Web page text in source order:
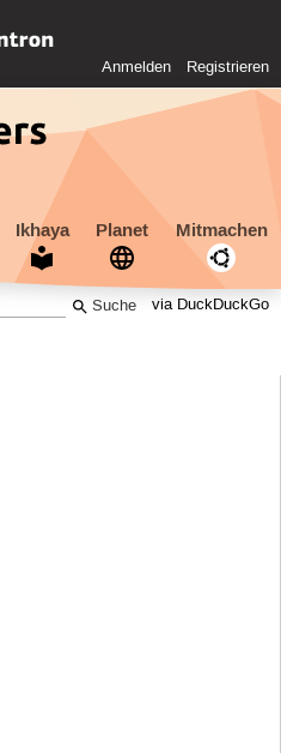
Anmelden Registrieren
Ikhaya Planet Mitmachen
via DuckDuckGo